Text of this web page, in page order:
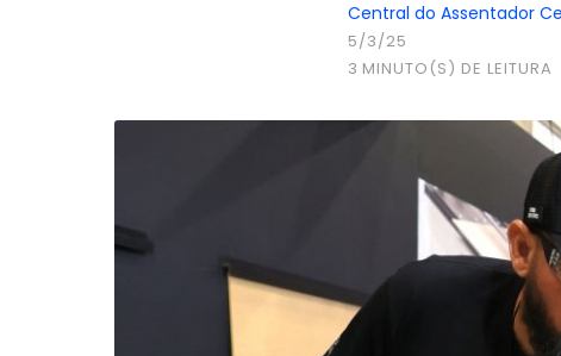
Central do Assentador
5/3/25
3 MINUTO(S) DE LEITURA